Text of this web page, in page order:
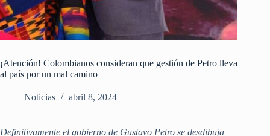
¡Atención! Colombianos consideran que gestión de Petro lleva
al país por un mal camino
Noticias abril 8, 2024
Definitivamente el gobierno de Gustavo Petro se desdibuja